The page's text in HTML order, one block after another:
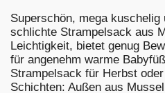
Superschön, mega
schlichte Strampelsack aus
Leichtigkeit, bietet genug
für angenehm warme
Strampelsack für Herbst
Schichten: Außen aus